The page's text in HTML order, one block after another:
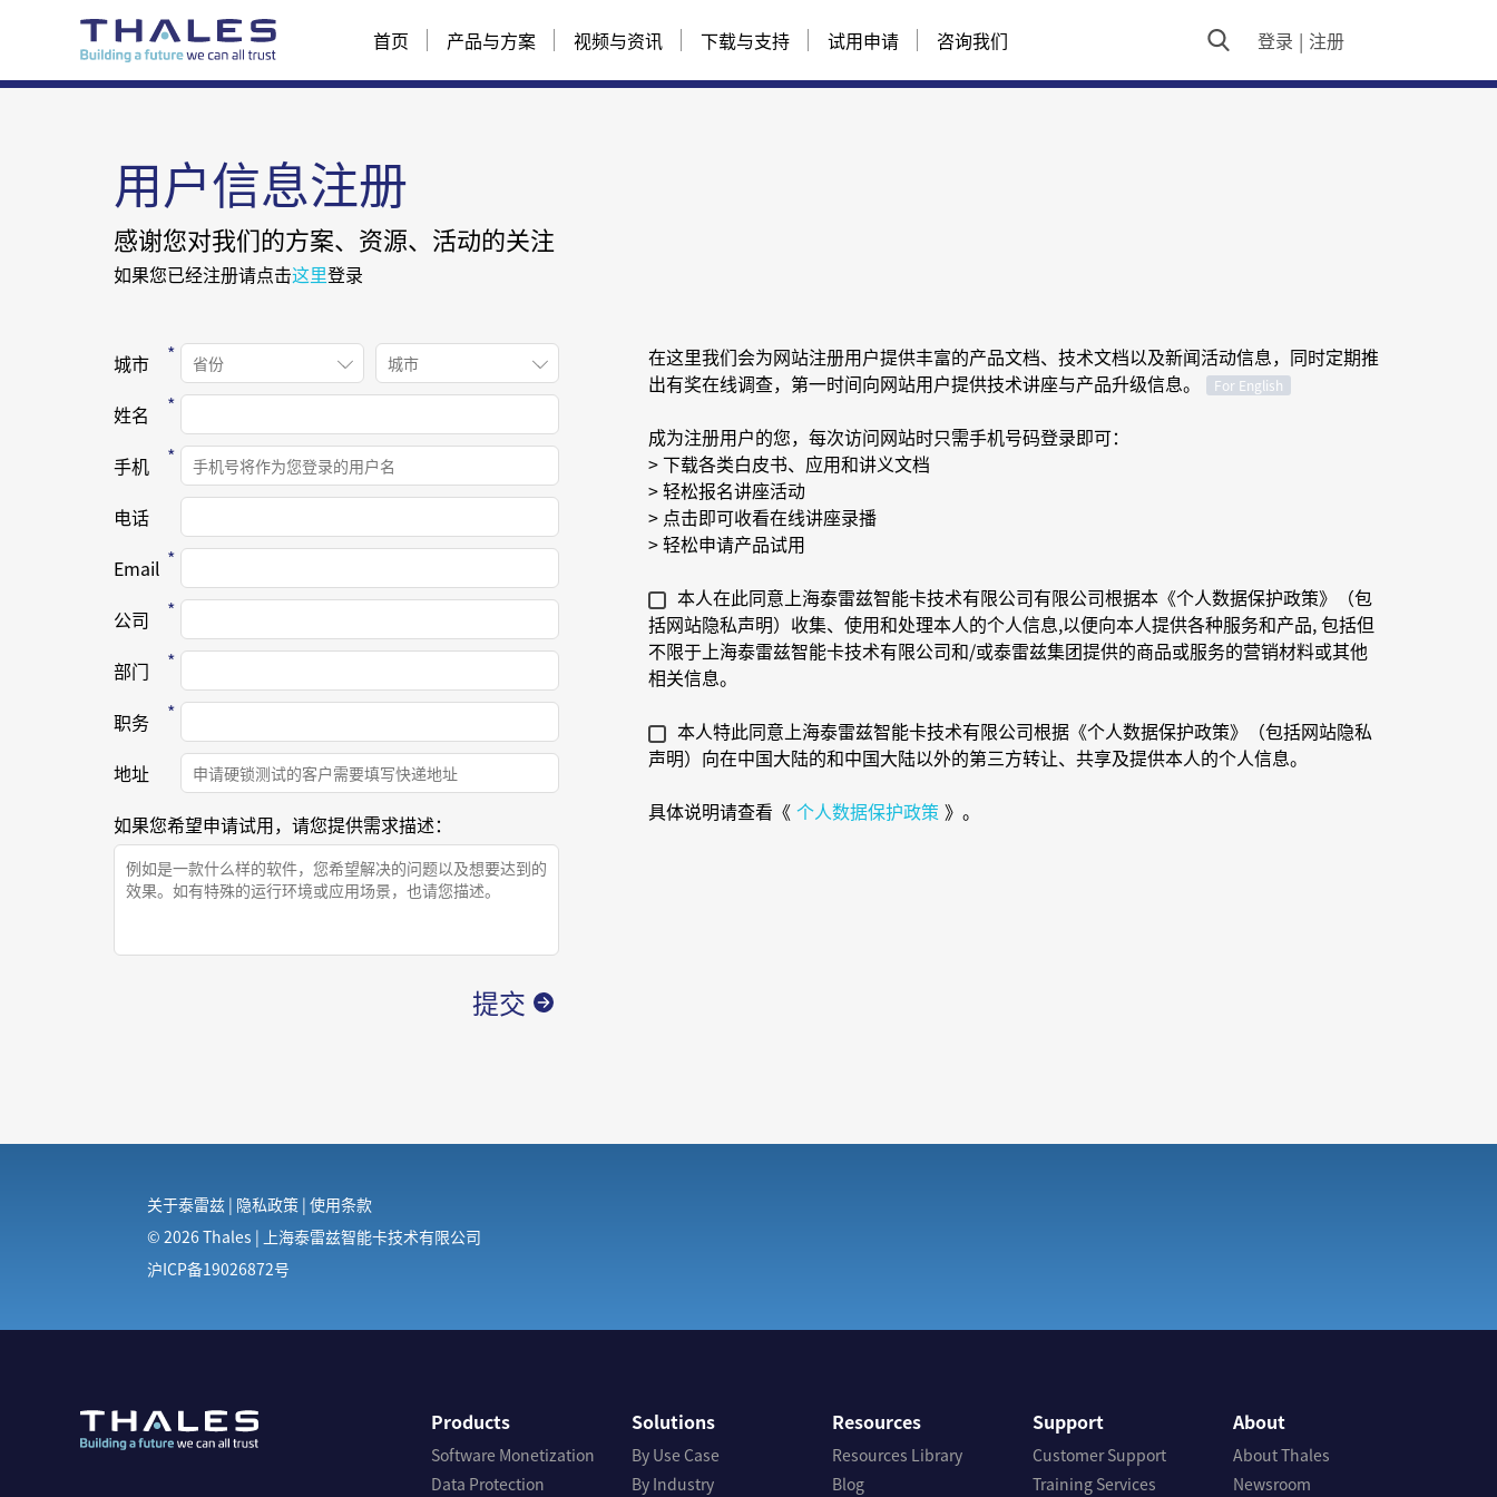
首页 产品与方案 视频与资讯 下载与支持 试用申请 咨询我们 登录 | 注册
用户信息注册
感谢您对我们的方案、资源、活动的关注
如果您已经注册请点击这里登录
城市
姓名
手机
电话
Email
公司
部门
职务
地址
如果您希望申请试用，请您提供需求描述：
在这里我们会为网站注册用户提供丰富的产品文档、技术文档以及新闻活动信息，同时定期推
出有奖在线调查，第一时间向网站用户提供技术讲座与产品升级信息。
For English
成为注册用户的您，每次访问网站时只需手机号码登录即可：
> 下载各类白皮书、应用和讲义文档
> 轻松报名讲座活动
> 点击即可收看在线讲座录播
> 轻松申请产品试用
本人在此同意上海泰雷兹智能卡技术有限公司有限公司根据本《个人数据保护政策》（包
括网站隐私声明）收集、使用和处理本人的个人信息,以便向本人提供各种服务和产品, 包括但
不限于上海泰雷兹智能卡技术有限公司和/或泰雷兹集团提供的商品或服务的营销材料或其他
相关信息。
本人特此同意上海泰雷兹智能卡技术有限公司根据《个人数据保护政策》（包括网站隐私
声明）向在中国大陆的和中国大陆以外的第三方转让、共享及提供本人的个人信息。
具体说明请查看《 个人数据保护政策 》。
关于泰雷兹 | 隐私政策 | 使用条款
© 2026 Thales | 上海泰雷兹智能卡技术有限公司
沪ICP备19026872号
Products
Software Monetization
Data Protection
Solutions
By Use Case
By Industry
Resources
Resources Library
Blog
Support
Customer Support
Training Services
About
About Thales
Newsroom